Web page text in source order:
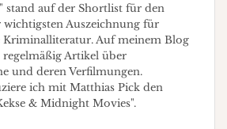
auf der Shortlist für den
wichtigsten Auszeichnung für
Kriminalliteratur. Auf meinem Blog
Artikel über
und deren Verfilmungen.
ich mit Matthias Pick den
& Midnight Movies".